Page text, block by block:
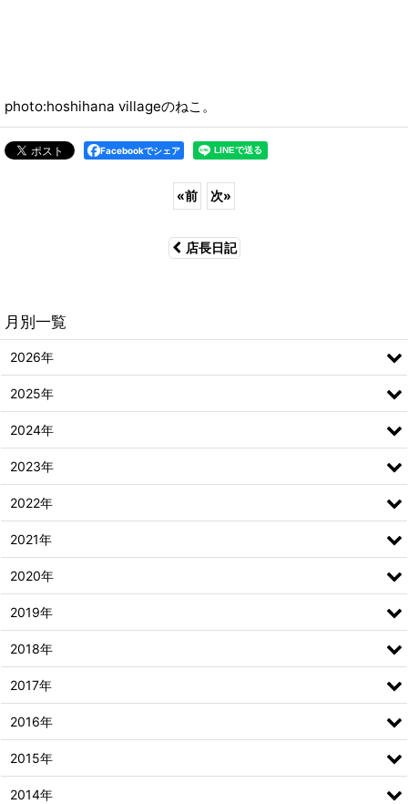
photo:hoshihana villageのねこ。
Facebookでシェア
«前 次»
店長日記
月別一覧
2026年
2025年
2024年
2023年
2022年
2021年
2020年
2019年
2018年
2017年
2016年
2015年
2014年